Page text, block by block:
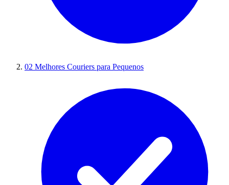
02 Melhores Couriers para Pequenos